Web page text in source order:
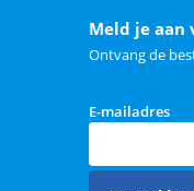
Meld je aan
Ontvang de
E-mailadres